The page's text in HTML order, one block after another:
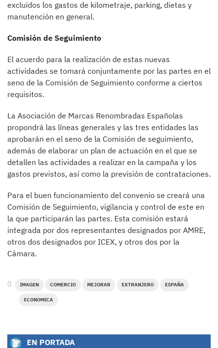
excluidos los gastos de kilometraje, parking, dietas y
manutención en general.
Comisión de Seguimiento
El acuerdo para la realización de estas nuevas
actividades se tomará conjuntamente por las partes en el
seno de la Comisión de Seguimiento conforme a ciertos
requisitos.
La Asociación de Marcas Renombradas Españolas
propondrá las líneas generales y las tres entidades las
aprobarán en el seno de la Comisión de seguimiento,
además de elaborar un plan de actuación en el que se
detallen las actividades a realizar en la campaña y los
gastos previstos, así como la previsión de contrataciones.
Para el buen funcionamiento del convenio se creará una
Comisión de Seguimiento, vigilancia y control de este en
la que participarán las partes. Esta comisión estará
integrada por dos representantes designados por AMRE,
otros dos designados por ICEX, y otros dos por la
Cámara.
IMAGEN COMERCIO MEJORAR EXTRANJERO ESPAÑA
ECONOMICA
EN PORTADA